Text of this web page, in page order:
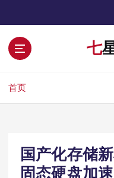
首页
国产化存储
固态硬盘加